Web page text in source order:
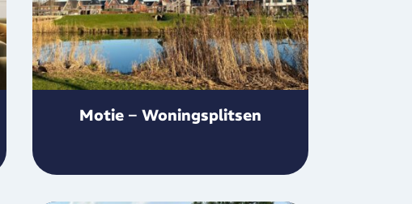
Motie – Woningsplitsen